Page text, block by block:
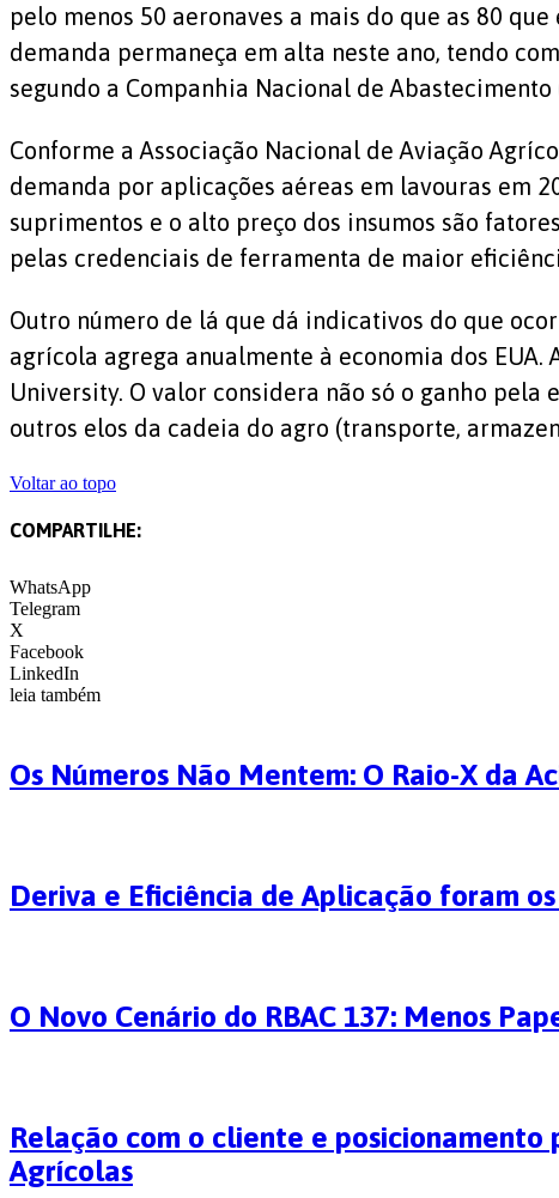
pelo menos 50 aeronaves a mais do que as 80
demanda permaneça em alta neste ano, tendo
segundo a Companhia Nacional de
Conforme a Associação Nacional de Aviação
demanda por aplicações aéreas em lavouras em
suprimentos e o alto preço dos insumos são
pelas credenciais de ferramenta de maior
Outro número de lá que dá indicativos do que
agrícola agrega anualmente à economia dos
University. O valor considera não só o ganho
outros elos da cadeia do agro (transporte,
Voltar ao topo
COMPARTILHE:
WhatsApp
Telegram
X
Facebook
LinkedIn
leia também
Os Números Não Mentem: O Raio-X da
Deriva e Eficiência de Aplicação foram
O Novo Cenário do RBAC 137: Menos
Relação com o cliente e
Agrícolas